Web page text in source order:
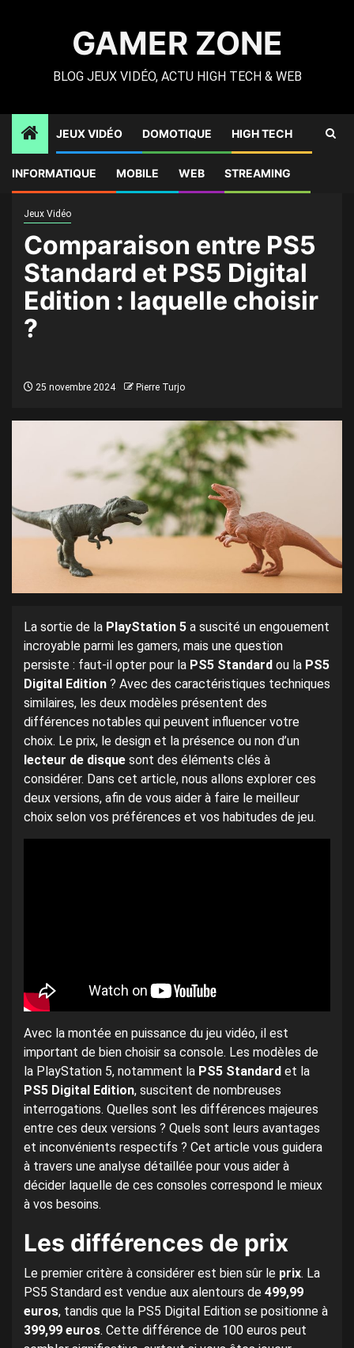
GAMER ZONE
BLOG JEUX VIDÉO, ACTU HIGH TECH & WEB
JEUX VIDÉO DOMOTIQUE HIGH TECH
INFORMATIQUE MOBILE WEB STREAMING
Standard et PS5 Digital Edition : laquelle choisir ?
Jeux Vidéo
Comparaison entre PS5
Standard et PS5 Digital
Edition : laquelle choisir
?
25 novembre 2024 Pierre Turjo
La sortie de la PlayStation 5 a suscité un engouement
incroyable parmi les gamers, mais une question
persiste : faut-il opter pour la PS5 Standard ou la PS5
Digital Edition ? Avec des caractéristiques techniques
similaires, les deux modèles présentent des
différences notables qui peuvent influencer votre
choix. Le prix, le design et la présence ou non d’un
lecteur de disque sont des éléments clés à
considérer. Dans cet article, nous allons explorer ces
deux versions, afin de vous aider à faire le meilleur
choix selon vos préférences et vos habitudes de jeu.
Avec la montée en puissance du jeu vidéo, il est
important de bien choisir sa console. Les modèles de
la PlayStation 5, notamment la PS5 Standard et la
PS5 Digital Edition, suscitent de nombreuses
interrogations. Quelles sont les différences majeures
entre ces deux versions ? Quels sont leurs avantages
et inconvénients respectifs ? Cet article vous guidera
à travers une analyse détaillée pour vous aider à
décider laquelle de ces consoles correspond le mieux
à vos besoins.
Les différences de prix
Le premier critère à considérer est bien sûr le prix. La
PS5 Standard est vendue aux alentours de 499,99
euros, tandis que la PS5 Digital Edition se positionne à
399,99 euros. Cette différence de 100 euros peut